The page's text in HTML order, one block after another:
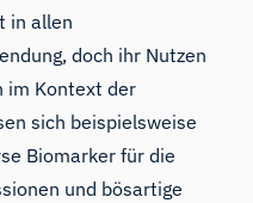
in allen
doch ihr Nutzen
im Kontext der
sich beispielsweise
Biomarker für die
und bösartige